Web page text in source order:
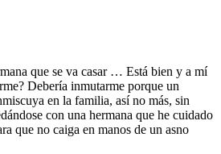
que se va casar … Está bien y a mí
Debería inmutarme porque un
en la familia, así no más, sin
con una hermana que he cuidado
que no caiga en manos de un asno